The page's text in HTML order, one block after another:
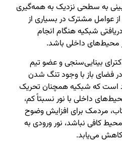
به سطحی نزدیک به همه‌گیری
عوامل مشترک در بسیاری از
شبکیه هنگام انجام
محیط‌های داخلی باشد.
بینایی‌سنجی و عضو تیم
فضای باز با وجود تنگ شدن
است که شبکیه همچنان تحریک
داخلی با نور نسبتاً کم،
مردمک برای افزایش وضوح
کافی نباشد، نور ورودی به
می‌یابد.